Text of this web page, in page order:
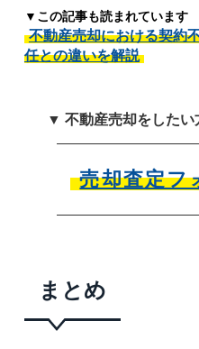
▼この記事も読まれています
不動産売却における契約
任との違いを解説
▼ 不動産売却をした
売却査定フ
まとめ